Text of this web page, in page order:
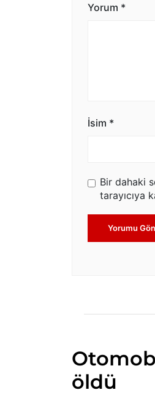
Yorum *
İsim *
Bir dahaki
tarayıcıya
Yorumu
öldü